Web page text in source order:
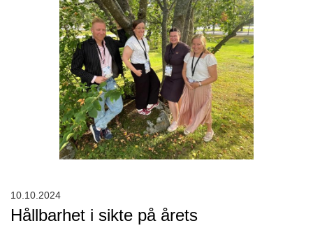
Hållbarhet i sikte på årets
10.10.2024